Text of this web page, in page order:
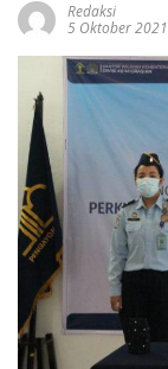
Redaksi
5 Oktober 2021